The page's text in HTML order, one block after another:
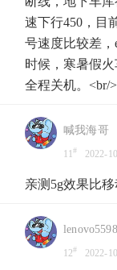
速下行450，目
号速度比较差，
时候，寒暑假
全程关机。<br/
喊我海哥
11# 2022-
亲测5g效果比
12# 2022-